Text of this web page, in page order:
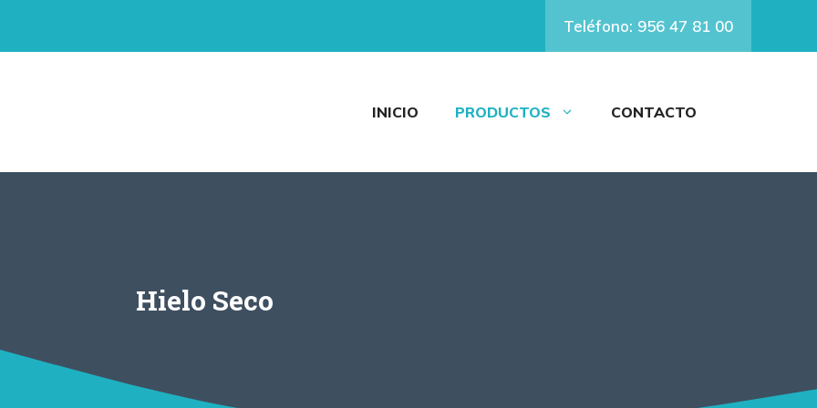
Teléfono: 956 47 81 00
INICIO PRODUCTOS CONTACTO
Hielo Seco